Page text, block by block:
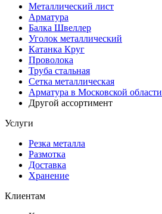
Металлический лист
Арматура
Балка Швеллер
Уголок металлический
Катанка Круг
Проволока
Труба стальная
Сетка металлическая
Арматура в Московской области
Другой ассортимент
Услуги
Резка металла
Размотка
Доставка
Хранение
Клиентам